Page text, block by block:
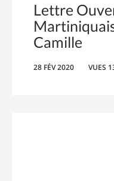
Lettre
Camille
28 FÉV 2020 VUES